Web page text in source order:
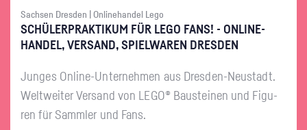
Sachsen Dresden | Onlinehandel Lego
SCHÜ­LER­PRAK­TI­KUM FÜR LEGO FANS! - ON­LINE­
HAN­DEL, VER­SAND, SPIEL­WA­REN DRES­DEN
Jun­ges On­line-Un­ter­neh­men aus Dres­den-Neu­stadt.
Welt­wei­ter Ver­sand von LEGO® Bau­stei­nen und Fi­gu­
ren für Samm­ler und Fans.